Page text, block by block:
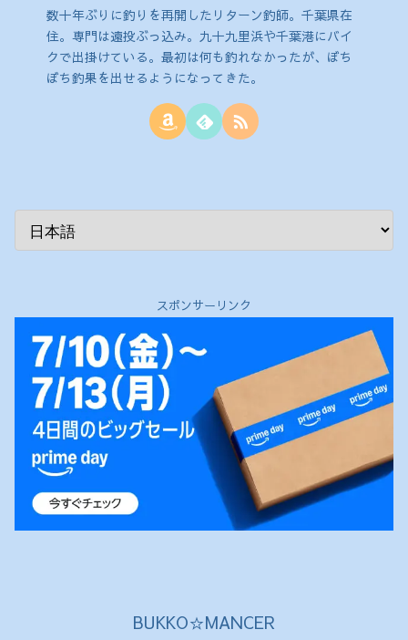
数十年ぶりに釣りを再開したリターン釣師。千葉県在
住。専門は遠投ぶっ込み。九十九里浜や千葉港にバイ
クで出掛けている。最初は何も釣れなかったが、ぼち
ぼち釣果を出せるようになってきた。
スポンサーリンク
BUKKO☆MANCER